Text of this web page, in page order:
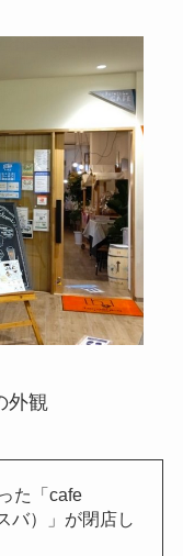
外観
た「cafe
バ）」が閉店し